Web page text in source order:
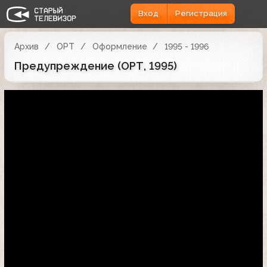
Вход Регистрация
Архив ОРТ Оформление 1995 - 1996
Предупреждение (ОРТ, 1995)